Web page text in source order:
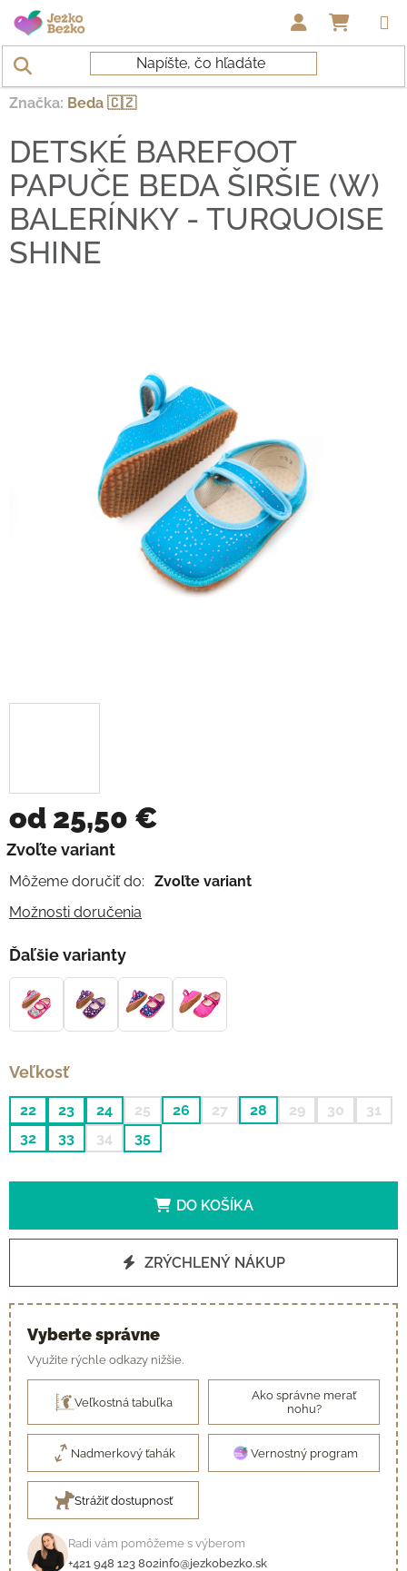
Prejsť na obsah
Domov Topánky deti/ Papuče/
DETSKÉ BAREFOOT PAPUČE
od 25,50 €
Jednotková cena:
Zvoľte variant
Môžeme doručiť do:
Zvoľte variant
Možnosti doručenia
Ďaľšie varianty
Veľkosť
22 23 24 25 26 27 28 29 30
31
32
33 34 35
DO KOŠÍKA
ZRÝCHLENÝ NÁKUP
Vyberte správne
Využite rýchle odkazy nižšie.
Veľkostná tabuľka
Ako správne merať
nohu?
Nadmerkový ťahák Vernostný program
Strážiť dostupnosť
Radi vám pomôžeme s výberom
+421 948 123 802info@jezkobezko.sk
DETSKÉ BAREFOOT
PAPUČE BEDA ŠIRŠIE (W)
BALERÍNKY - TURQUOISE
SHINE
Značka: Beda 🇨🇿